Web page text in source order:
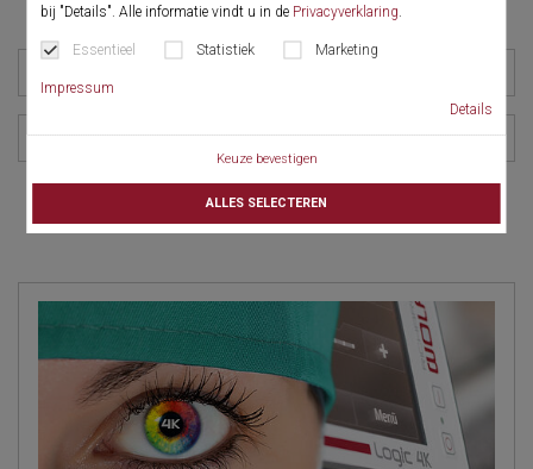
bij "Details". Alle informatie vindt u in de Privacyverklaring
Essentieel Statistiek Marketing
Impressum
Details
Keuze bevestigen
ALLES SELECTEREN
Product
zoekbewerking resetten